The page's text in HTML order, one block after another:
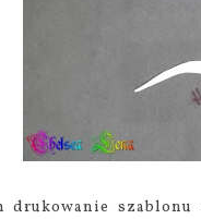
drukowanie